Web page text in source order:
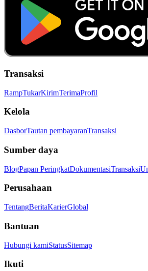
Transaksi
RampTukarKirimTerimaProfil
Kelola
DasborTautan pembayaranTransaksi
Sumber daya
BlogPapan PeringkatDokumentasiTransaksi
Perusahaan
TentangBeritaKarierGlobal
Bantuan
Hubungi kamiStatusSitemap
Ikuti